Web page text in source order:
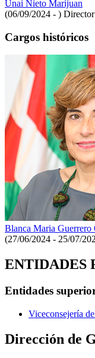
Unai Nieto Marijuan
(06/09/2024 - ) Director
Cargos históricos
Blanca Maria Guerrero
(27/06/2024 - 25/07/
ENTIDADES
Entidades
Viceconsejería
Dirección de